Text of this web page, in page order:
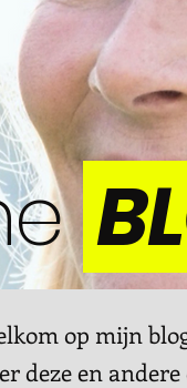
op mijn
deze en